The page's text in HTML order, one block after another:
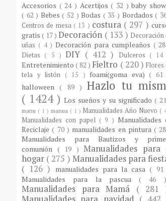
Accesorios ( 24 ) Acertijos( 32 )baby
( 62 ) Bebes( 52 )Bodas ( 35 ) Bordados(
Centros de mesa ( 13 ) costura ( 297 )
gratis( 17 )Decoración ( 133 ) Decoración
uñas ( 4 )Decoración para cumpleaños (
Dietas ( 5 )DIY ( 412 ) Dulceros ( 14
Entretenimiento( 82 ) Fieltro ( 220 ) Flores
tela y listón ( 15 ) foami(goma eva)( 61
halloween( 89 )Hazlo tu
( 1424 ) Los sueños y su significado (
manu ( 1 ) manua ( 1 ) Manualidades Año Nuevo (
Manualidades con papel ( 9 )Manualidades
Reciclaje( 70 ) manualidades en pintura(
Manualidades para Bautizos y
comunión ( 19 ) Manualidades para
hogar ( 275 ) Manualidades para
( 126 )
manualidades para la casa( 91
Manualidades para la pascua( 46 )
Manualidades para Mamá ( 281